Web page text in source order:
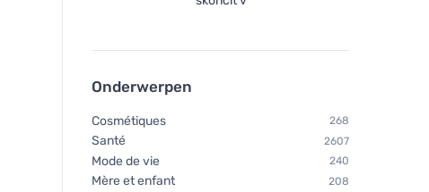
Onderwerpen
Cosmétiques 268
Santé 2607
Mode de vie 240
Mère et enfant 208